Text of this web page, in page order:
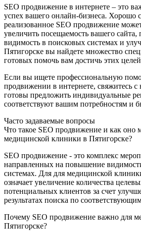
SEO продвижение в интернете – это
успех вашего онлайн-бизнеса. Хорошо
реализованное SEO продвижение
увеличить посещаемость вашего сайта,
видимость в поисковых системах и
Пятигорске вы найдете множество
готовых помочь вам достичь этих
Если вы ищете профессиональную
продвижении в интернете, свяжитесь
готовы предложить индивидуальные
соответствуют вашим потребностям и
Часто задаваемые вопросы
Что такое SEO продвижение и как оно
медицинской клиники в Пятигорске?
SEO продвижение - это комплекс
направленных на повышение
системах. Для для медицинской
означает увеличение количества
потенциальных клиентов за счет
результатах поиска по
Почему SEO продвижение важно для
Пятигорске?